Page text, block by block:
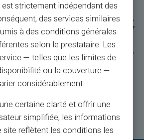
a crypto wallet available to its customers. This
to any Veritas payment instrument (eur wallet,
To use your crypto assets, you must first sell your
the first to benefit from the Veritas crypto wallet,
here by filling out the form.
Crypto is handled and managed by a trusted
service platform. Your Crypto wallet may be
at no point, Veritas is buying, selling, or holding
trading, limits, and compliance aspects will be
strictement indépendant des
des services similaires
à des conditions générales
selon le prestataire. Les
— telles que les limites de
ou la couverture —
considérablement.
certaine clarté et offrir une
simplifiée, les informations
site reflètent les conditions les